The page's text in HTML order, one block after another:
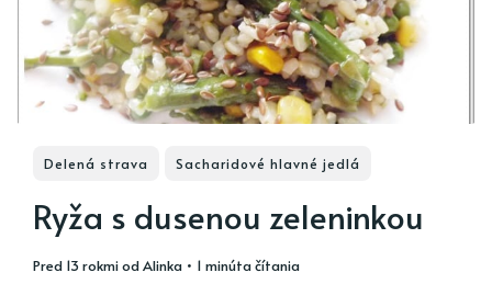
Delená strava Sacharidové hlavné jedlá
Ryža s dusenou zeleninkou
pred 13 rokmiodAlinka • 1 minúta čítania